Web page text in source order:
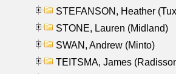
STEFANSON, Heather
STONE, Lauren (Midland)
SWAN, Andrew (Minto)
TEITSMA, James